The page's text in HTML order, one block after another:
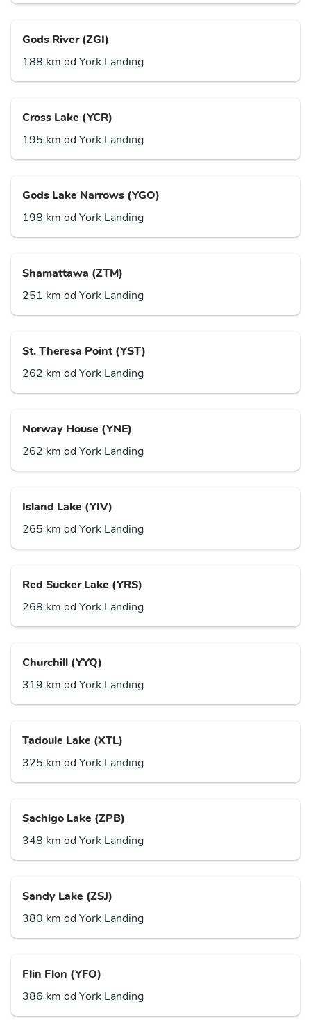
Gods River (ZGI)
188 km od York Landing
Cross Lake (YCR)
195 km od York Landing
Gods Lake Narrows (YGO)
198 km od York Landing
Shamattawa (ZTM)
251 km od York Landing
St. Theresa Point (YST)
262 km od York Landing
Norway House (YNE)
262 km od York Landing
Island Lake (YIV)
265 km od York Landing
Red Sucker Lake (YRS)
268 km od York Landing
Churchill (YYQ)
319 km od York Landing
Tadoule Lake (XTL)
325 km od York Landing
Sachigo Lake (ZPB)
348 km od York Landing
Sandy Lake (ZSJ)
380 km od York Landing
Flin Flon (YFO)
386 km od York Landing